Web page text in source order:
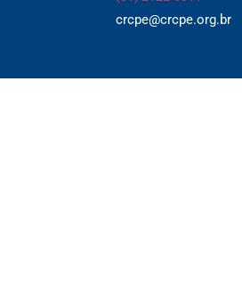
crcpe@crcpe.org.br